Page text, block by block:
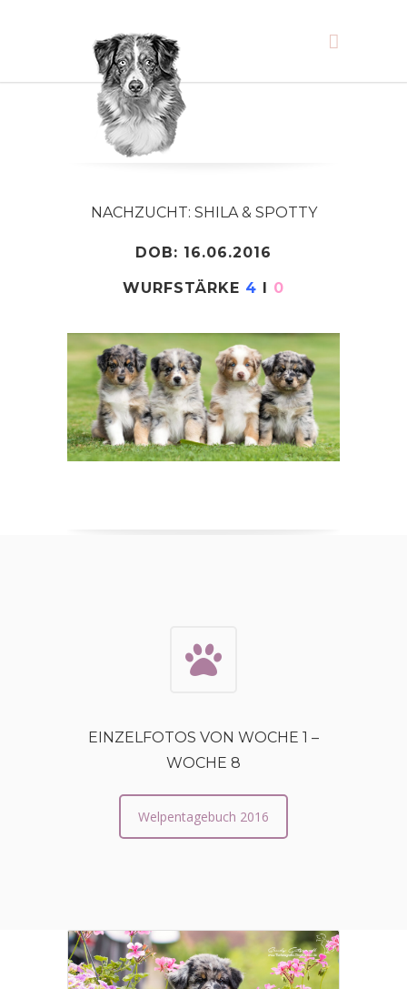
NACHZUCHT: SHILA & SPOTTY
DOB: 16.06.2016
WURFSTÄRKE 4 I 0
EINZELFOTOS VON WOCHE 1 –
WOCHE 8
Welpentagebuch 2016